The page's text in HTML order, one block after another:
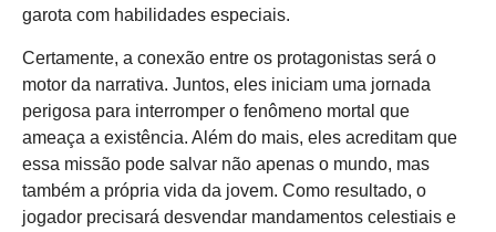
garota com habilidades especiais.
Certamente, a conexão entre os protagonistas será o
motor da narrativa. Juntos, eles iniciam uma jornada
perigosa para interromper o fenômeno mortal que
ameaça a existência. Além do mais, eles acreditam que
essa missão pode salvar não apenas o mundo, mas
também a própria vida da jovem. Como resultado, o
jogador precisará desvendar mandamentos celestiais e